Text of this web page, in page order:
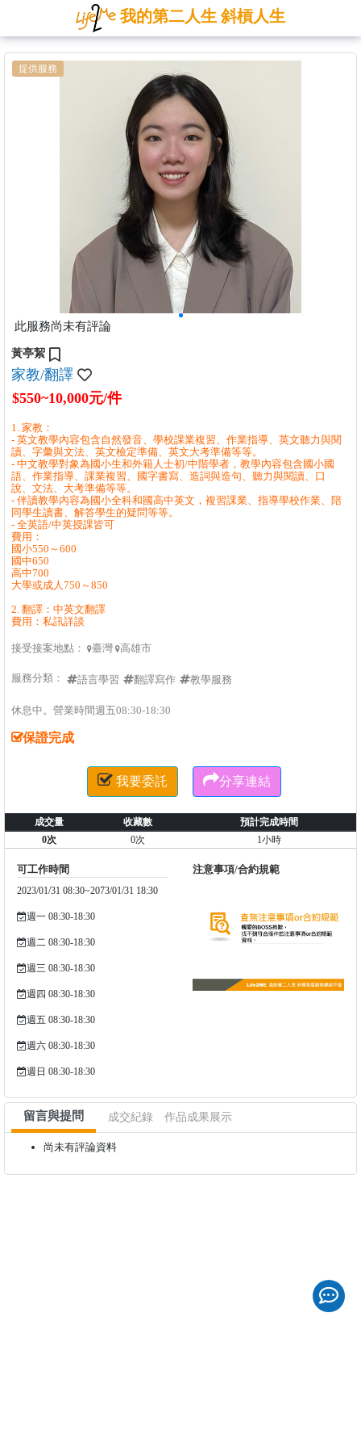
我的第二人生 斜槓人生
提供服務
此服務尚未有評論
黃亭絜
家教/翻譯
$550~10,000元/件
1. 家教：
- 英文教學內容包含自然發音、學校課業複習、作業指導、英文聽力與閱
讀、字彙與文法、英文檢定準備、英文大考準備等等。
- 中文教學對象為國小生和外籍人士初/中階學者，教學內容包含國小國
語、作業指導、課業複習、國字書寫、造詞與造句、聽力與閱讀、口
說、文法、大考準備等等。
- 伴讀教學內容為國小全科和國高中英文，複習課業、指導學校作業、陪
同學生讀書、解答學生的疑問等等。
- 全英語/中英授課皆可
費用：
國小550～600
國中650
高中700
大學或成人750～850
2. 翻譯：中英文翻譯
費用：私訊詳談
接受接案地點： 臺灣 高雄市
服務分類： 語言學習 翻譯寫作 教學服務
休息中。營業時間週五08:30-18:30
保證完成
 我要委託 分享連結
成交量 收藏數
預計完成時間
0次
0次 1小時
可工作時間
2023/01/31 08:30~2073/01/31 18:30
週一 08:30-18:30
週二 08:30-18:30
週三 08:30-18:30
週四 08:30-18:30
週五 08:30-18:30
週六 08:30-18:30
週日 08:30-18:30
注意事項/合約規範
留言與提問 成交紀錄 作品成果展示
尚未有評論資料